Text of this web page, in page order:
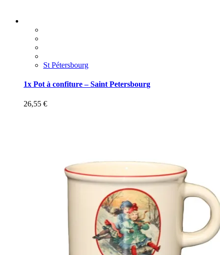
St Pétersbourg
1x Pot à confiture – Saint Petersbourg
26,55 €